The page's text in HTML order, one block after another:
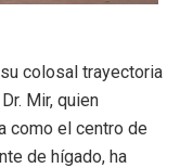
colosal trayectoria
Mir, quien
como el centro de
de hígado, ha